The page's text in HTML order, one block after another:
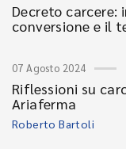
Decreto
conversione e il
07 Agosto 2024
Riflessioni su
Ariaferma
Roberto Bartoli